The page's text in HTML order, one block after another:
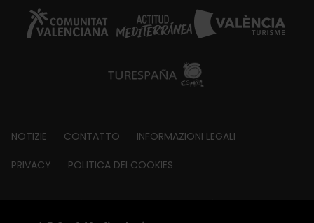
Footer
about
NOTIZIE CONTATTO INFORMAZIONI LEGALI
PRIVACY POLITICA DEI COOKIES